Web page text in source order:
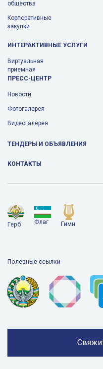
общества
Корпоративные
закупки
ИНТЕРАКТИВНЫЕ УСЛУГИ
Виртуальная
приемная
ПРЕСС-ЦЕНТР
Новости
Фотогалерея
Видеогалерея
ТЕНДЕРЫ И ОБЪЯВЛЕНИЯ
КОНТАКТЫ
Герб Флаг Гимн
Полезные ссылки